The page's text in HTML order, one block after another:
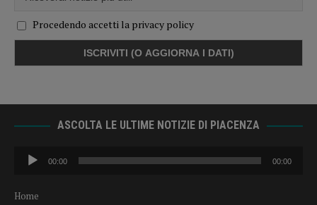
Procedendo accetti la privacy policy
ASCOLTA LE ULTIME NOTIZIE DI PIACENZA
Audio
Player
00:00 00:00
Home